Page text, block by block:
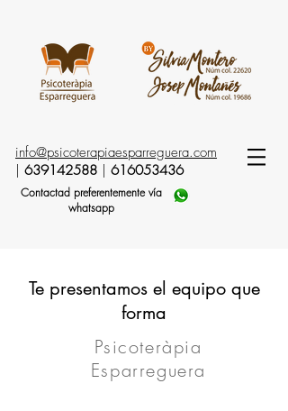
info@psicoterapiaesparreguera.com
639142588 616053436
Contactad preferentemente vía
whatsapp
Te presentamos el equipo que
forma
Psicoteràpia
Esparreguera